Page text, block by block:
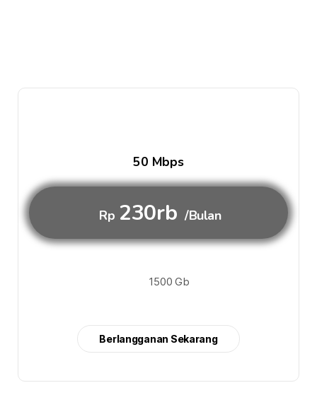
50 Mbps
Rp 230rb /Bulan
1500 Gb
Berlangganan Sekarang